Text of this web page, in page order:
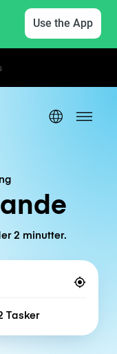
Use the App
2 minutter.
of bags
Tasker